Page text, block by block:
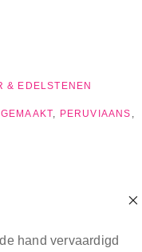
& EDELSTENEN
, PERUVIAANS ,
hand vervaardigd